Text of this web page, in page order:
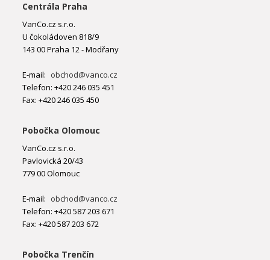
Centrála Praha
VanCo.cz s.r.o.
U čokoládoven 818/9
143 00 Praha 12 - Modřany
E-mail: obchod@vanco.cz
Telefon: +420 246 035 451
Fax: +420 246 035 450
Pobočka Olomouc
VanCo.cz s.r.o.
Pavlovická 20/43
779 00 Olomouc
E-mail: obchod@vanco.cz
Telefon: +420 587 203 671
Fax: +420 587 203 672
Pobočka Trenčín